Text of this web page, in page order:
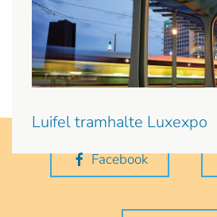
Luifel tramhalte Luxexpo
Facebook